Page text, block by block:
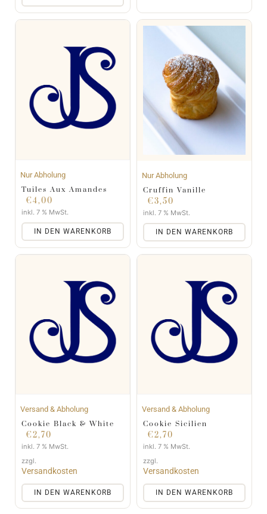
Nur Abholung
Tuiles Aux Amandes
€4,00
inkl. 7 % MwSt.
IN DEN WARENKORB
Nur Abholung
Cruffin Vanille
€3,50
inkl. 7 % MwSt.
IN DEN WARENKORB
Versand & Abholung
Cookie Black & White
€2,70
inkl. 7 % MwSt.
zzgl.
Versandkosten
IN DEN WARENKORB
Versand & Abholung
Cookie Sicilien
€2,70
inkl. 7 % MwSt.
zzgl.
Versandkosten
IN DEN WARENKORB